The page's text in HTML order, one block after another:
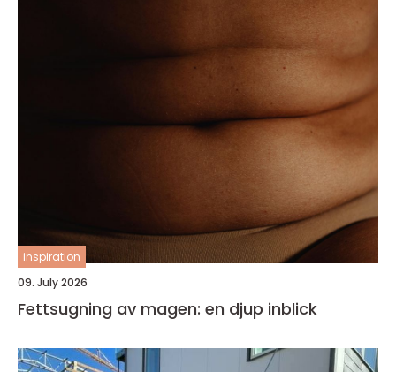
inspiration
09. July 2026
Fettsugning av magen: en djup inblick